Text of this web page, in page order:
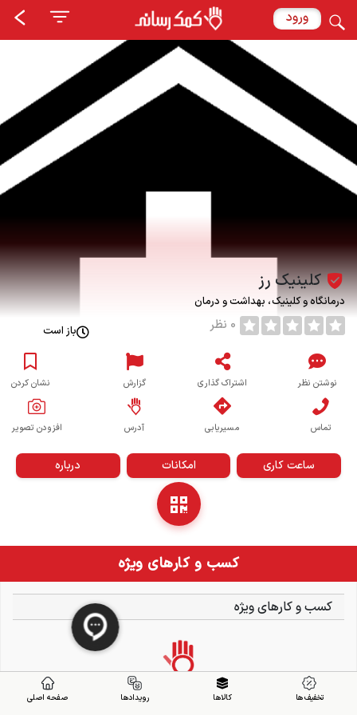
ورود
کلینیک رز
درمانگاه و کلینیک بهداشت و درمان
0 نظر باز است
نوشتن نظر اشتراک گذاری گزارش نشان کردن
تماس مسیریابی آدرس افزودن تصویر
ساعت کاری امکانات درباره
کسب و کارهای ویژه
کسب و کارهای ویژه
تخفیف ها کالاها رویدادها صفحه اصلی